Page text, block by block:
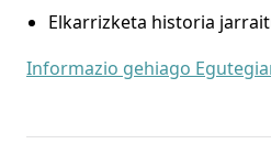
Elkarrizketa historia
Informazio gehiago